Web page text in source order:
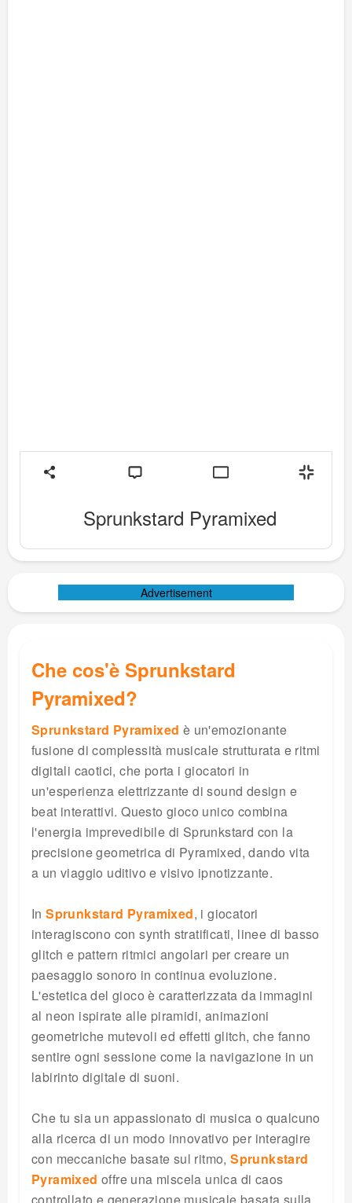
Sprunkstard Pyramixed
Advertisement
Che cos'è Sprunkstard
Pyramixed?
Sprunkstard Pyramixed è un'emozionante
fusione di complessità musicale strutturata e ritmi
digitali caotici, che porta i giocatori in
un'esperienza elettrizzante di sound design e
beat interattivi. Questo gioco unico combina
l'energia imprevedibile di Sprunkstard con la
precisione geometrica di Pyramixed, dando vita
a un viaggio uditivo e visivo ipnotizzante.
InSprunkstard Pyramixed, i giocatori
interagiscono con synth stratificati, linee di basso
glitch e pattern ritmici angolari per creare un
paesaggio sonoro in continua evoluzione.
L'estetica del gioco è caratterizzata da immagini
al neon ispirate alle piramidi, animazioni
geometriche mutevoli ed effetti glitch, che fanno
sentire ogni sessione come la navigazione in un
labirinto digitale di suoni.
Che tu sia un appassionato di musica o qualcuno
alla ricerca di un modo innovativo per interagire
con meccaniche basate sul ritmo,Sprunkstard
Pyramixed offre una miscela unica di caos